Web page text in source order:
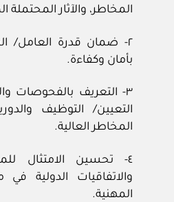
المخاطر، والآثار
٢- ضمان قدرة العامل/
بأمان وكفاءة.
٣- التعريف بالفحوصات
التعيين/ التوظيف
المخاطر العالية.
٤- تحسين الامتثال
والاتفاقيات الدولية
المهنية.